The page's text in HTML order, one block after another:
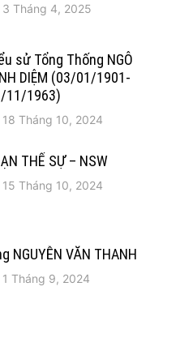
3 Tháng 4, 2025
sử Tổng Thống NGÔ
DIỆM (03/01/1901-
11/1963)
18 Tháng 10, 2024
THẾ SỰ – NSW
15 Tháng 10, 2024
NGUYỄN VĂN THANH
1 Tháng 9, 2024